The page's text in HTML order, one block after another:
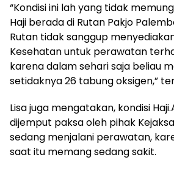
“Kondisi ini lah yang tidak
Haji berada di Rutan Pakjo
Rutan tidak sanggup
Kesehatan untuk perawatan
karena dalam sehari saja beliau
setidaknya 26 tabung oksigen,”
Lisa juga mengatakan, kondisi
dijemput paksa oleh pihak
sedang menjalani perawatan,
saat itu memang sedang sakit.